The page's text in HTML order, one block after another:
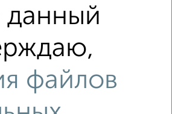
Россельхозбанк,
до 30 лет.
данный
файлов